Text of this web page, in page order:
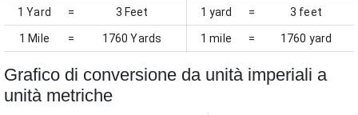
1 Yard = 3 Feet 1 yard = 3 feet
1 Mile = 1760 Yards 1 mile = 1760 yard
Grafico di conversione da unità imperiali a
unità metriche